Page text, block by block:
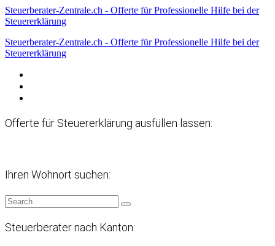
Steuerberater-Zentrale.ch - Offerte für Professionelle Hilfe bei der
Steuererklärung
Steuerberater-Zentrale.ch - Offerte für Professionelle Hilfe bei der
Steuererklärung
Offerte für Steuererklärung ausfüllen lassen:
Ihren Wohnort suchen:
Steuerberater nach Kanton: